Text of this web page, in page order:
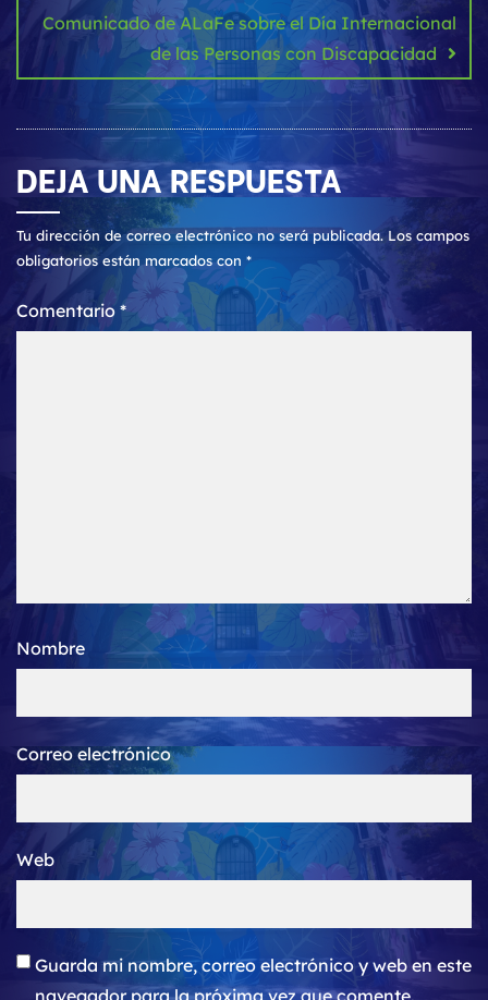
Comunicado de ALaFe sobre el Día Internacional
de las Personas con Discapacidad
DEJA UNA RESPUESTA
Tu dirección de correo electrónico no será publicada. Los campos
obligatorios están marcados con *
Comentario *
Nombre
Correo electrónico
Web
Guarda mi nombre, correo electrónico y web en este
navegador para la próxima vez que comente.